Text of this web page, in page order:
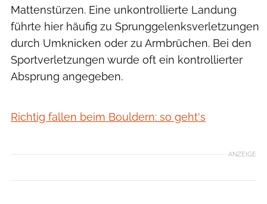
Mattenstürzen. Eine unkontrollierte Landung
führte hier häufig zu Sprunggelenksverletzungen
durch Umknicken oder zu Armbrüchen. Bei den
Sportverletzungen wurde oft ein kontrollierter
Absprung angegeben.
Richtig fallen beim Bouldern: so geht's
ANZEIGE